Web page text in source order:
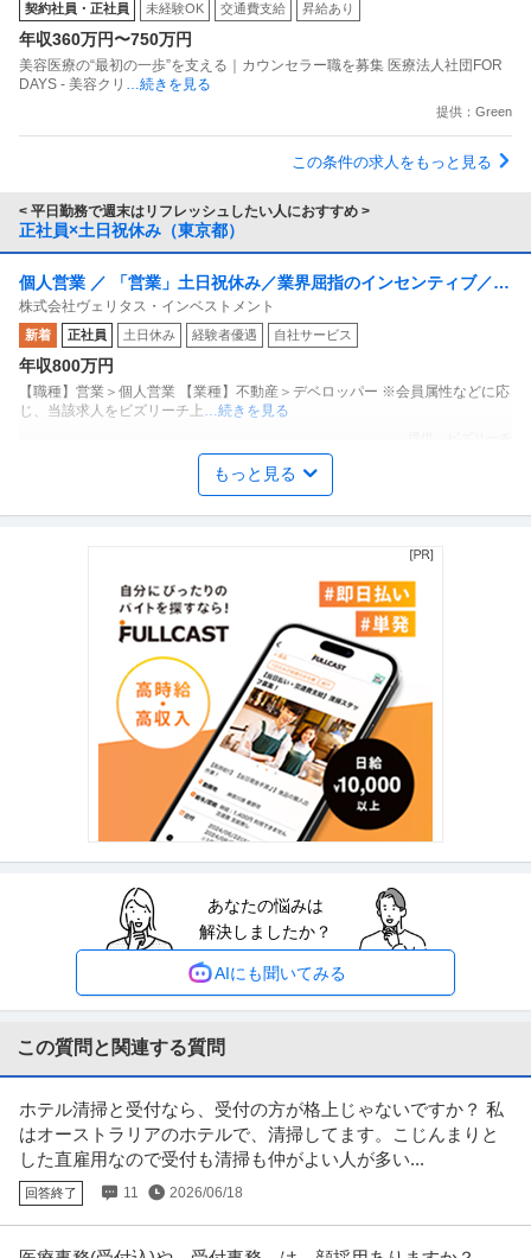
契約社員・正社員 未経験OK 交通費支給 昇給あり
年収360万円〜750万円
美容医療の“最初の一歩”を支える｜カウンセラー職を募集 医療法人社団FOR
DAYS - 美容クリ …続きを見る
提供：Green
この条件の求人をもっと見る
< 平日勤務で週末はリフレッシュしたい人におすすめ >
正社員×土日祝休み（東京都）
個人営業 ／ 「営業」土日祝休み／業界屈指のインセンティブ／残
業月10h
株式会社ヴェリタス・インベストメント
新着 正社員 土日休み 経験者優遇 自社サービス
年収800万円
【職種】営業＞個人営業 【業種】不動産＞デベロッパー ※会員属性などに応
じ、当該求人をビズリーチ上 …続きを見る
商品企画 ／ 「商品企画／マーケティングマネージャー」「たべっ
子どうぶつ」でお馴染みのお菓子メーカー ギンビス「「しみチョ
ココーン」「アスパラガス」などのロングセラー商品を製造／土
日祝休み／転勤なし／勤務地日本橋」（株式会社ギンビス）
株式会社ギンビス
【職種】マーケティング＞商品企画 【業種】メーカー＞食品・飲料 ※会員属
性などに応じ、当該求人をビ…続きを見る
法務・コンプライアンス ／ 「測量士・測量士補・測量助手」最新
ドローン・3Dレーザースキャナーを駆使する先進的測量技術者／
創業90年の強固なグループ基盤／京都・丸太町駅徒歩1分／完全週
ひかり司法書士法人
高収入 完全週休2日制
年収800万円〜1,000万円
【職種】管理＞法務・コンプライアンス 【業種】士業＞その他 ※会員属性な
どに応じ、当該求人をビズリ …続きを見る
建築施工管理 ／ 建築施工管理（現場所長・所長候補）／転勤なし
／完全週休2日（土日祝）・年休125日
株式会社トーヨー冨士工
転勤なし
年収800万円〜1,000万円
性などに応じ、当該求人をビ…続きを見る
年収1000万円も可能×土日祝休み／外国人人材紹介の法人営業／
マネジメント業務
上野グループホールディングス株式会社
正社員 交通費支給 土日休み 介護休暇あり
月給47万円〜62.5万円
【年収1000万円も可能×土日祝休み】外国人人材紹介の法人営業｜マネジメ
ント業務 【高収入！稼ぐな…続きを見る
もっと見る
あなたの悩みは
解決しましたか？
AIにも聞いてみる
この質問と関連する質問
ホテル清掃と受付なら、受付の方が格上じゃないですか？ 私
はオーストラリアのホテルで、清掃してます。こじんまりと
した直雇用なので受付も清掃も仲がよい人が多い...
回答終了 11 2026/06/18